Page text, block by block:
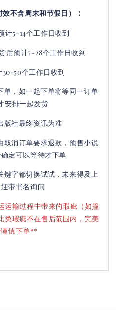
效不含周末和节假日） ：
计5-14个工作日收到
后预计7-28个工作日收到
50个工作日收到
单，如一起下单将等同一订单
安排一起发货
版社最终资讯为准
取消订单要求退款，预售小说
定可以等待才下单
键字都切换试试，未来得及上
带书名询问
运输过程中带来的瑕疵（如撞
类瑕疵不在售后范围内，完美
慎下单**